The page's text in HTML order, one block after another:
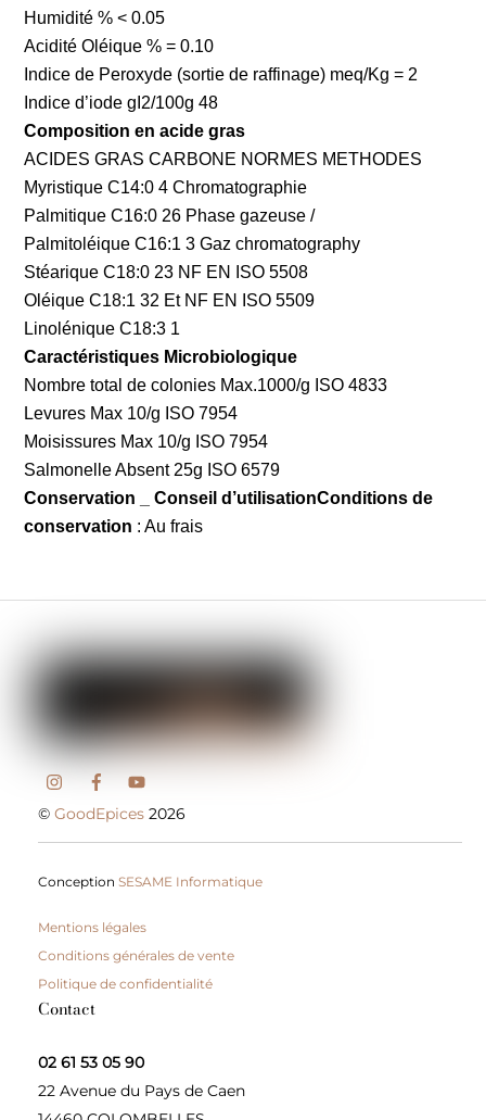
Humidité %< 0.05
Acidité Oléique % = 0.10
Indice de Peroxyde (sortie de raffinage) meq/Kg = 2
Indice d’iode gI2/100g 48
Composition en acide gras
ACIDES GRAS CARBONE NORMES METHODES
Myristique C14:0 4 Chromatographie
Palmitique C16:0 26 Phase gazeuse /
Palmitoléique C16:1 3 Gaz chromatography
Stéarique C18:0 23 NF EN ISO 5508
Oléique C18:1 32 Et NF EN ISO 5509
Linolénique C18:3 1
Caractéristiques Microbiologique
Nombre total de colonies Max.1000/g ISO 4833
Levures Max 10/g ISO 7954
Moisissures Max 10/g ISO 7954
Salmonelle Absent 25g ISO 6579
Conservation _ Conseil d’utilisationConditions de
conservation : Au frais
©GoodEpices 2026
ConceptionSESAME Informatique
Mentions légales
Conditions générales de vente
Politique de confidentialité
Contact
02 61 53 05 90
22 Avenue du Pays de Caen